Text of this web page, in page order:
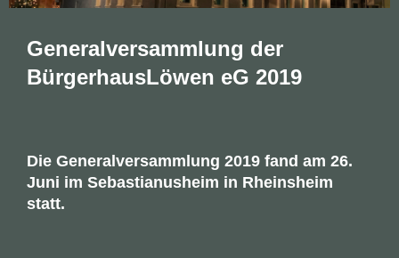
Generalversammlung der
BürgerhausLöwen eG 2019
Die Generalversammlung 2019 fand am 26.
Juni im Sebastianusheim in Rheinsheim
statt.